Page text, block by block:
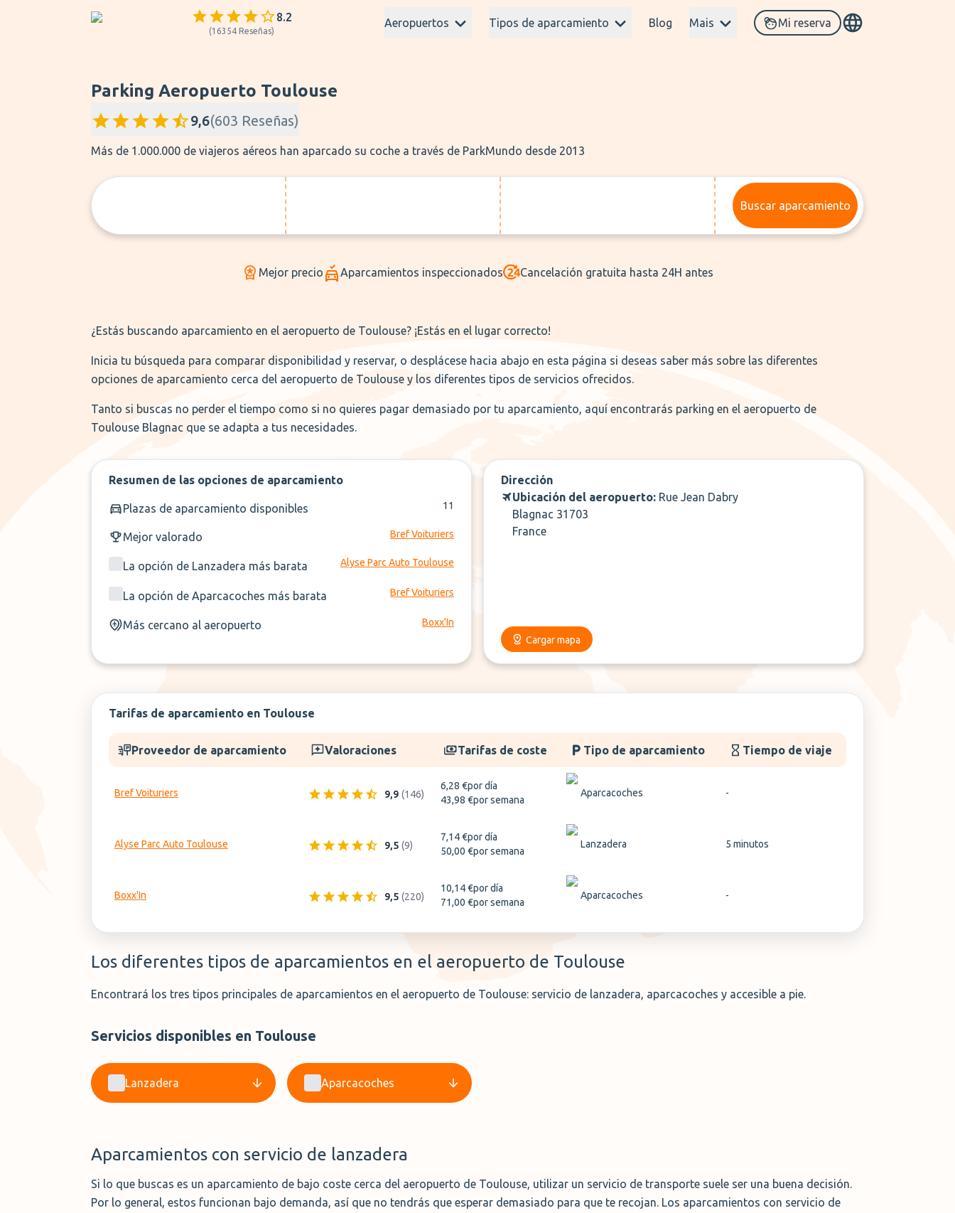
8.2
(16354 Reseñas)
Aeropuertos Tipos de aparcamiento Blog Mais Mi reserva
Parking Aeropuerto Toulouse
9,6(603 Reseñas)
Más de 1.000.000 de viajeros aéreos han aparcado su coche a través de ParkMundo desde 2013
Buscar aparcamiento
Mejor precio Aparcamientos inspeccionados Cancelación gratuita hasta 24H antes
¿Estás buscando aparcamiento en el aeropuerto de Toulouse? ¡Estás en el lugar correcto!
Inicia tu búsqueda para comparar disponibilidad y reservar, o desplácese hacia abajo en esta página si deseas saber más sobre las diferentes
opciones de aparcamiento cerca del aeropuerto de Toulouse y los diferentes tipos de servicios ofrecidos.
Tanto si buscas no perder el tiempo como si no quieres pagar demasiado por tu aparcamiento, aquí encontrarás parking en el aeropuerto de
Toulouse Blagnac que se adapta a tus necesidades.
Resumen de las opciones de aparcamiento
Plazas de aparcamiento disponibles 11
Mejor valorado Bref Voituriers
La opción de Lanzadera más barata Alyse Parc Auto Toulouse
La opción de Aparcacoches más barata Bref Voituriers
Más cercano al aeropuerto Boxx'In
Dirección
Ubicación del aeropuerto: Rue Jean Dabry
Blagnac 31703
France
Cargar mapa
Tarifas de aparcamiento en Toulouse
Proveedor de aparcamiento Valoraciones Tarifas de coste Tipo de aparcamiento Tiempo de viaje
Bref Voituriers 9,9 (146)
6,28 €por día
43,98 €por semana
Aparcacoches -
Alyse Parc Auto Toulouse 9,5 (9)
7,14 €por día
50,00 €por semana
Lanzadera 5 minutos
Boxx'In 9,5 (220)
10,14 €por día
71,00 €por semana
Aparcacoches -
Los diferentes tipos de aparcamientos en el aeropuerto de Toulouse
Encontrará los tres tipos principales de aparcamientos en el aeropuerto de Toulouse: servicio de lanzadera, aparcacoches y accesible a pie.
Servicios disponibles en Toulouse
Lanzadera Aparcacoches
Aparcamientos con servicio de lanzadera
Si lo que buscas es un aparcamiento de bajo coste cerca del aeropuerto de Toulouse, utilizar un servicio de transporte suele ser una buena decisión.
Por lo general, estos funcionan bajo demanda, así que no tendrás que esperar demasiado para que te recojan. Los aparcamientos con servicio de